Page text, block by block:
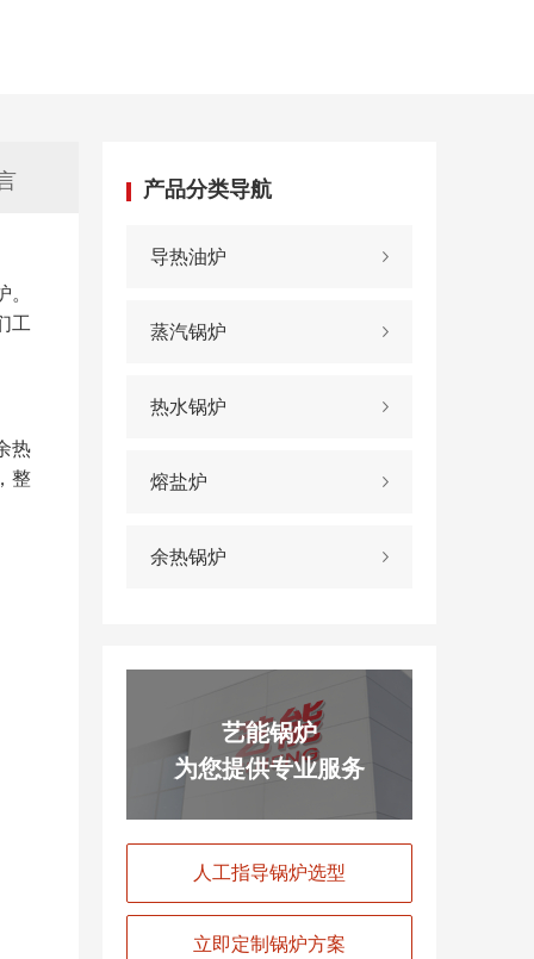
工
热
整
QC-
7000
QC-
8200
产品分类导航
导热油炉
蒸汽锅炉
热水锅炉
熔盐炉
余热锅炉
艺能锅炉
为您提供专业服务
人工指导锅炉选型
立即定制锅炉方案